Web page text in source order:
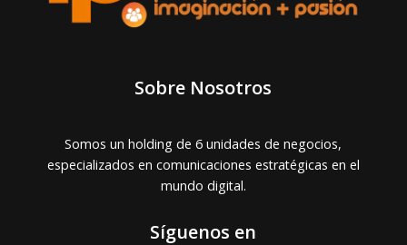
Sobre Nosotros
Somos un holding de 6 unidades de negocios,
especializados en comunicaciones estratégicas en el
mundo digital.
Síguenos en